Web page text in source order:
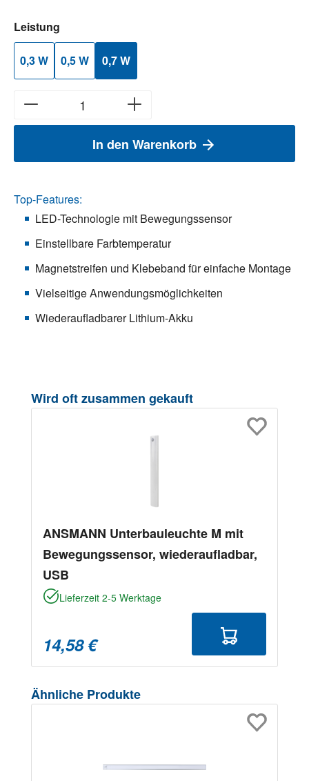
Leistung
0,3 W 0,5 W 0,7 W
In den Warenkorb
Top-Features:
LED-Technologie mit Bewegungssensor
Einstellbare Farbtemperatur
Magnetstreifen und Klebeband für einfache Montage
Vielseitige Anwendungsmöglichkeiten
Wiederaufladbarer Lithium-Akku
Produktgalerie überspringen
Wird oft zusammen gekauft
ANSMANN Unterbauleuchte M mit
Bewegungssensor, wiederaufladbar,
USB
Lieferzeit 2-5 Werktage
14,58 €
Produktgalerie überspringen
Ähnliche Produkte